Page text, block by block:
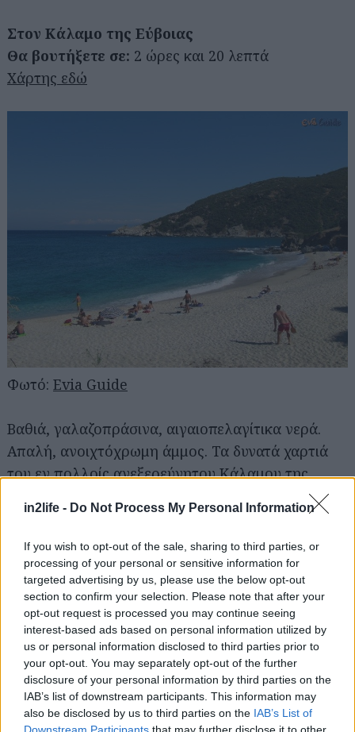
in2life - Do Not Process My Personal Information
If you wish to opt-out of the sale, sharing to third parties, or
processing of your personal or sensitive information for
targeted advertising by us, please use the below opt-out
section to confirm your selection. Please note that after your
opt-out request is processed you may continue seeing
interest-based ads based on personal information utilized by
us or personal information disclosed to third parties prior to
your opt-out. You may separately opt-out of the further
disclosure of your personal information by third parties on the
IAB’s list of downstream participants. This information may
also be disclosed by us to third parties on the IAB’s List of
Downstream Participants that may further disclose it to other
Στον Κάλαμο της Εύβοιας
Θα βουτήξετε σε: 2 ώρες και 20 λεπτά
Χάρτης εδώ
Φωτό: Evia Guide
Βαθιά, γαλαζοπράσινα, αιγαιοπελαγίτικα νερά.
Απαλή, ανοιχτόχρωμη άμμος. Τα δυνατά χαρτιά
του εν πολλοίς ανεξερεύνητου Κάλαμου της
Νότιας Εύβοιας, όμως, δεν περιορίζονται εδώ: Δύο
παραλίες στη συσκευασία της μιας, για την
ακρίβεια δύο διαδοχικοί κολπίσκοι, χωρίζονται
από ένα βράχο και αποκαλούνται από τους
ντόπιους «καλή» και «κακιά» παραλία –αν δεν το
μαντέψατε, η δεύτερη έχει συνήθως κύμα, γιατί
είναι πιο εκτεθειμένη στον αέρα. Είναι, βέβαια, και
αυτή που έχει την ωραιότερη αμμουδιά –κάτι
κερδίζεις, κάτι χάνεις πάντα. Αν φέρετε τη σκηνή
σας, θα τη στήσετε στη δεύτερη παραλία, αν πάλι
προτιμάτε ένα οικονομικόενοικιαζόμενο δωμάτιο,
Αναζήτηση